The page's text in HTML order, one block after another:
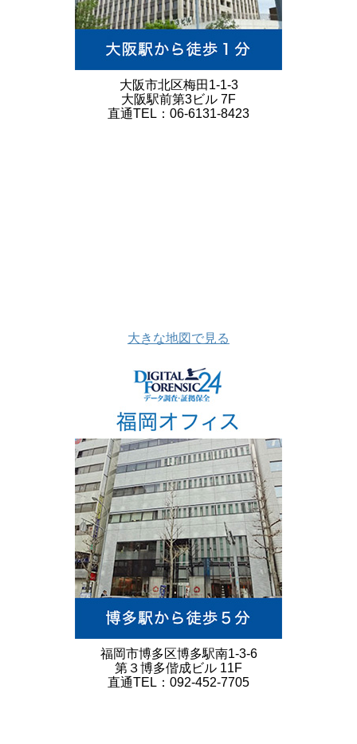
大阪市北区梅田1-1-3
大阪駅前第3ビル 7F
直通TEL：06-6131-8423
大きな地図で見る
福岡市博多区博多駅南1-3-6
第３博多偕成ビル 11F
直通TEL：092-452-7705